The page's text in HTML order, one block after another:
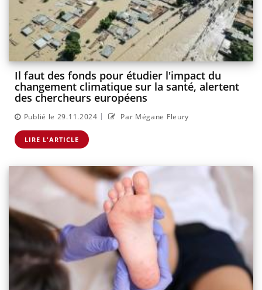
Il faut des fonds pour étudier l'impact du
changement climatique sur la santé, alertent
des chercheurs européens
Publié le 29.11.2024 | Par Mégane Fleury
LIRE L'ARTICLE